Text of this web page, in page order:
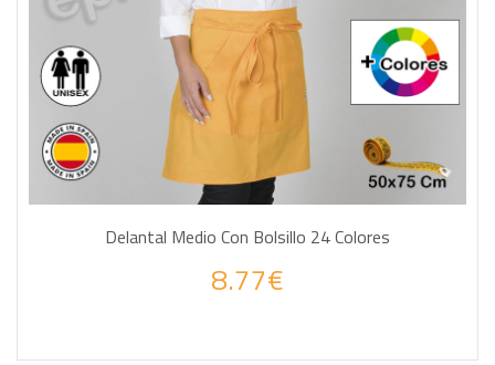
Delantal Medio Con Bolsillo 24 Colores
8.77€